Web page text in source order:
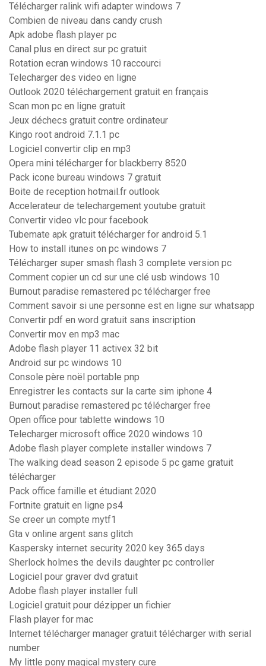
Télécharger ralink wifi adapter windows 7
Combien de niveau dans candy crush
Apk adobe flash player pc
Canal plus en direct sur pc gratuit
Rotation ecran windows 10 raccourci
Telecharger des video en ligne
Outlook 2020 téléchargement gratuit en français
Scan mon pc en ligne gratuit
Jeux déchecs gratuit contre ordinateur
Kingo root android 7.1.1 pc
Logiciel convertir clip en mp3
Opera mini télécharger for blackberry 8520
Pack icone bureau windows 7 gratuit
Boite de reception hotmail.fr outlook
Accelerateur de telechargement youtube gratuit
Convertir video vlc pour facebook
Tubemate apk gratuit télécharger for android 5.1
How to install itunes on pc windows 7
Télécharger super smash flash 3 complete version pc
Comment copier un cd sur une clé usb windows 10
Burnout paradise remastered pc télécharger free
Comment savoir si une personne est en ligne sur whatsapp
Convertir pdf en word gratuit sans inscription
Convertir mov en mp3 mac
Adobe flash player 11 activex 32 bit
Android sur pc windows 10
Console père noël portable pnp
Enregistrer les contacts sur la carte sim iphone 4
Burnout paradise remastered pc télécharger free
Open office pour tablette windows 10
Telecharger microsoft office 2020 windows 10
Adobe flash player complete installer windows 7
The walking dead season 2 episode 5 pc game gratuit
télécharger
Pack office famille et étudiant 2020
Fortnite gratuit en ligne ps4
Se creer un compte mytf1
Gta v online argent sans glitch
Kaspersky internet security 2020 key 365 days
Sherlock holmes the devils daughter pc controller
Logiciel pour graver dvd gratuit
Adobe flash player installer full
Logiciel gratuit pour dézipper un fichier
Flash player for mac
Internet télécharger manager gratuit télécharger with serial
number
My little pony magical mystery cure